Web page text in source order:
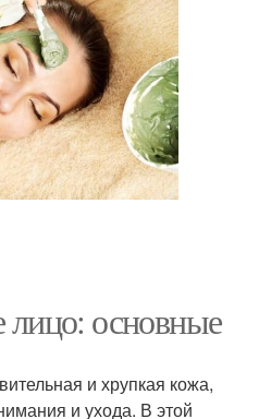
лицо: основные
и хрупкая кожа,
и ухода. В этой